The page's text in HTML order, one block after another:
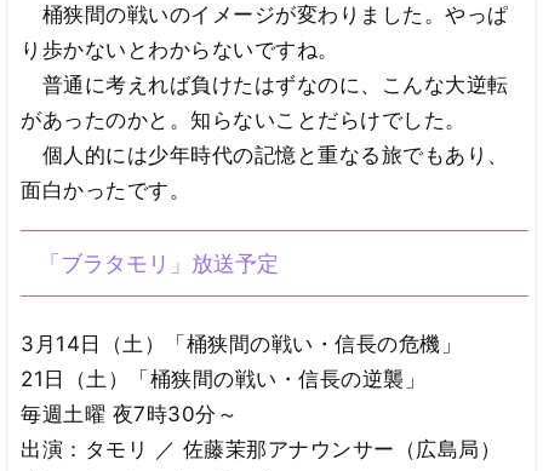
桶狭間の戦いのイメージが変わりました。やっぱ
り歩かないとわからないですね。
普通に考えれば負けたはずなのに、こんな大逆転
があったのかと。知らないことだらけでした。
個人的には少年時代の記憶と重なる旅でもあり、
面白かったです。
「ブラタモリ」放送予定
3月14日（土）「桶狭間の戦い・信長の危機」
21日（土）「桶狭間の戦い・信長の逆襲」
毎週土曜 夜7時30分～
出演：タモリ ／ 佐藤茉那アナウンサー（広島局）